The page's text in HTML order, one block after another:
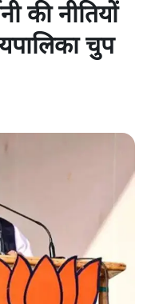
की नीतियों
चुप